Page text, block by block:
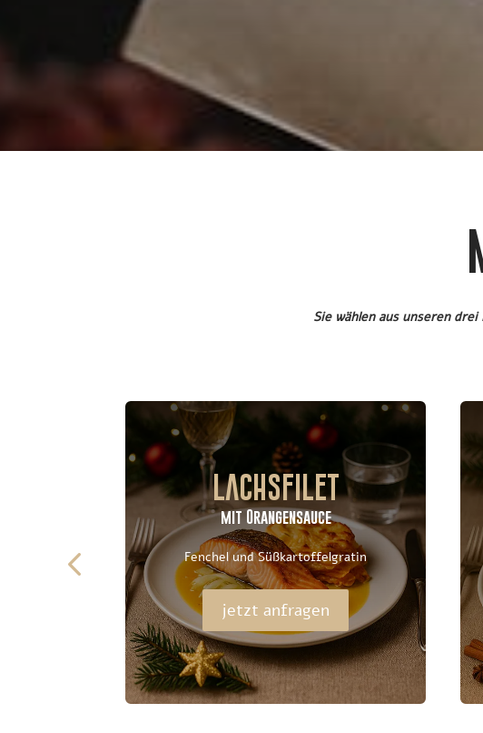
Sie wählen aus unseren
Lachsfilet
mit Orangensauce
Fenchel und Süßkartoffelgratin
jetzt anfragen